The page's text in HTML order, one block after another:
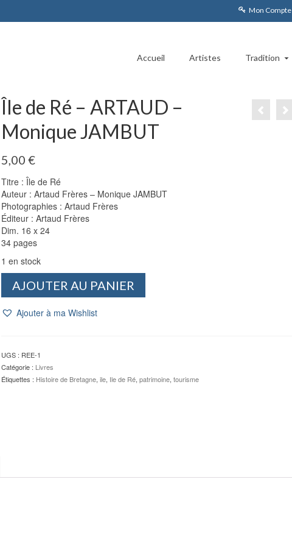
Mon Compte
Accueil Artistes Tradition
Île de Ré – ARTAUD –
Monique JAMBUT
5,00 €
Titre : Île de Ré
Auteur : Artaud Frères – Monique JAMBUT
Photographies : Artaud Frères
Éditeur : Artaud Frères
Dim. 16 x 24
34 pages
1 en stock
de
ARTAUD
-
Monique
AJOUTER AU PANIER
Ajouter à ma Wishlist
UGS : REE-1
Catégorie : Livres
Étiquettes : Histoire de Bretagne, ile, Ile de Ré, patrimoine, tourisme